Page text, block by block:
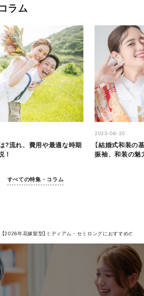
ラム
?流れ、費用や最適な時期
！
2023-06-20
【結婚式和装の
振袖、和装の魅
すべての特集・コラム
【2026年花嫁髪型】ミディアム・セミロングにおすすめのヘ